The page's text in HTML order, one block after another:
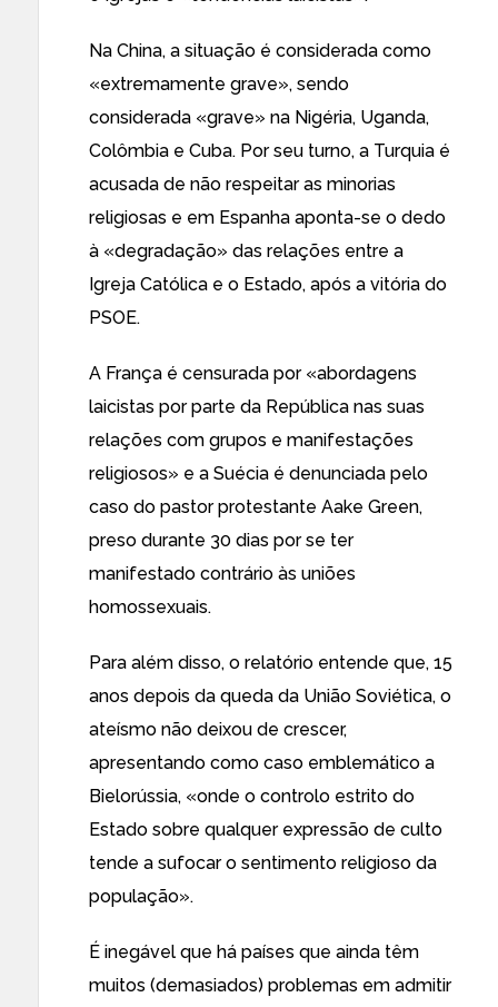
Na China, a situação é considerada como
«extremamente grave», sendo
considerada «grave» na Nigéria, Uganda,
Colômbia e Cuba. Por seu turno, a Turquia é
acusada de não respeitar as minorias
religiosas e em Espanha aponta-se o dedo
à «degradação» das relações entre a
Igreja Católica e o Estado, após a vitória do
PSOE.
A França é censurada por «abordagens
laicistas por parte da República nas suas
relações com grupos e manifestações
religiosos» e a Suécia é denunciada pelo
caso do pastor protestante Aake Green,
preso durante 30 dias por se ter
manifestado contrário às uniões
homossexuais.
Para além disso, o relatório entende que, 15
anos depois da queda da União Soviética, o
ateísmo não deixou de crescer,
apresentando como caso emblemático a
Bielorússia, «onde o controlo estrito do
Estado sobre qualquer expressão de culto
tende a sufocar o sentimento religioso da
população».
É inegável que há países que ainda têm
muitos (demasiados) problemas em admitir